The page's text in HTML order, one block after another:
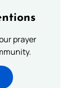
prayer